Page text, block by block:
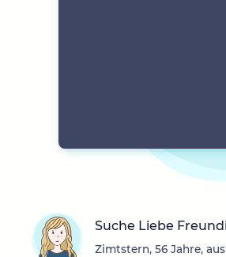
Suche Liebe
Zimtstern, 56 Jahre,